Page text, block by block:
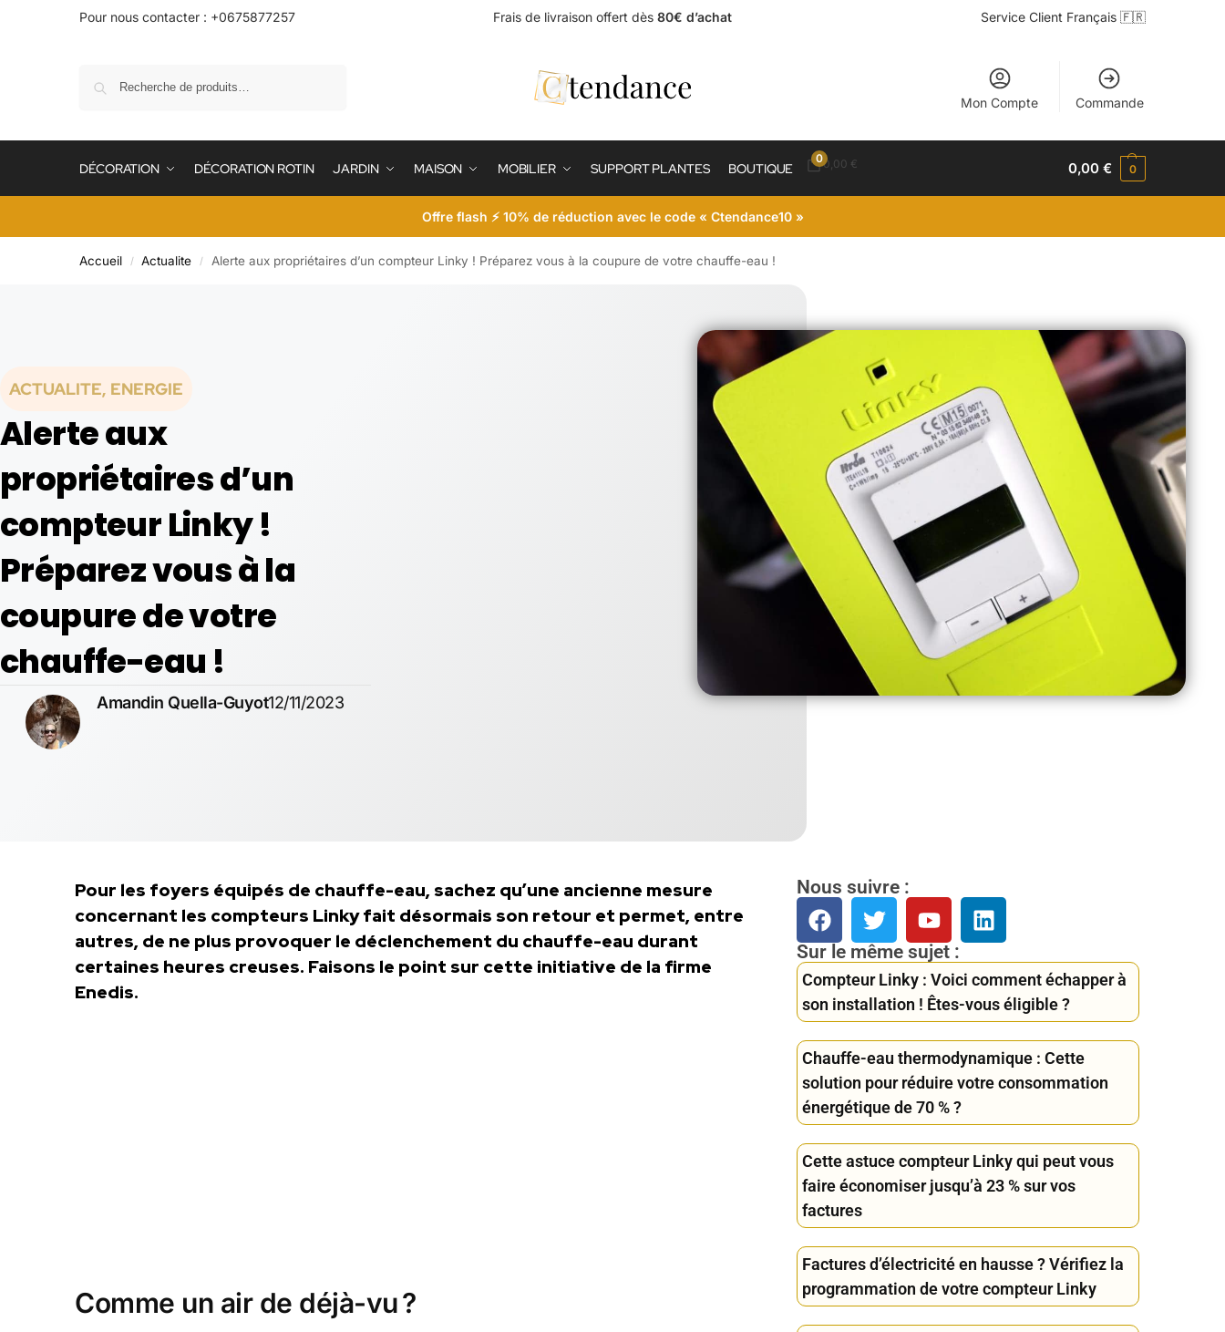
Pour nous contacter : +0675877257 Frais de livraison offert dès 80€ d’achat Service Client Français 🇫🇷
Mon Compte Commande
DÉCORATION DÉCORATION ROTIN JARDIN MAISON MOBILIER SUPPORT PLANTES BOUTIQUE
00,00 € 0,00€ 0
Offre flash ⚡ 10% de réduction avec le code « Ctendance10 »
Accueil / Actualite / Alerte aux propriétaires d’un compteur Linky ! Préparez vous à la coupure de votre chauffe-eau !
ACTUALITE, ENERGIE
Alerte aux
propriétaires d’un
compteur Linky !
Préparez vous à la
coupure de votre
chauffe-eau !
Amandin Quella-Guyot12/11/2023
Pour les foyers équipés de chauffe-eau, sachez qu’une ancienne mesure
concernant les compteurs Linky fait désormais son retour et permet, entre
autres, de ne plus provoquer le déclenchement du chauffe-eau durant
certaines heures creuses. Faisons le point sur cette initiative de la firme
Enedis.
Comme un air de déjà-vu ?
Nous suivre :
Sur le même sujet :
Compteur Linky : Voici comment échapper à
son installation ! Êtes-vous éligible ?
Chauffe-eau thermodynamique : Cette
solution pour réduire votre consommation
énergétique de 70 % ?
Cette astuce compteur Linky qui peut vous
faire économiser jusqu’à 23 % sur vos
factures
Factures d’électricité en hausse ? Vérifiez la
programmation de votre compteur Linky